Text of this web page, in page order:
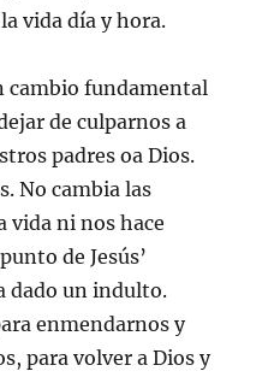
vida día y hora.
cambio fundamental
de culparnos a
padres oa Dios.
No cambia las
vida ni nos hace
de Jesús’
dado un indulto.
enmendarnos y
para volver a Dios y